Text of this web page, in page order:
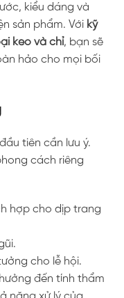
kiểu dáng và
sản phẩm. Với kỹ
keo và chỉ, bạn sẽ
hảo cho mọi bối
tiên cần lưu ý.
cách riêng
hợp cho dịp trang
cho lễ hội.
đến tính thẩm